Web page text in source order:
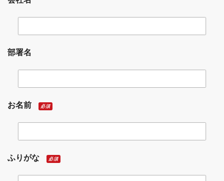
部署名
お名前 必須
ふりがな 必須